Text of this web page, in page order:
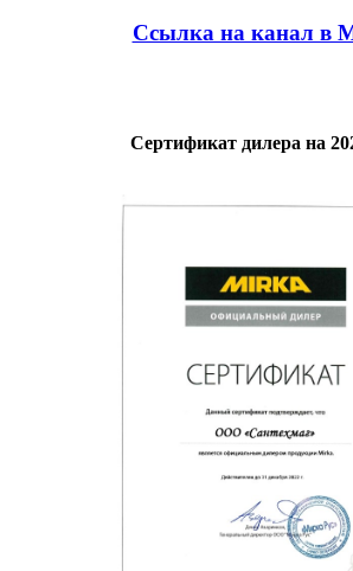
Ссылка на канал в
Сертификат дилера на